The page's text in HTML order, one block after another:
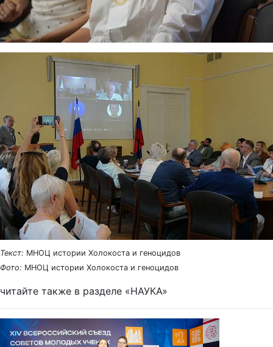
Текст: МНОЦ истории Холокоста и геноцидов
Фото: МНОЦ истории Холокоста и геноцидов
читайте также в разделе «НАУКА»